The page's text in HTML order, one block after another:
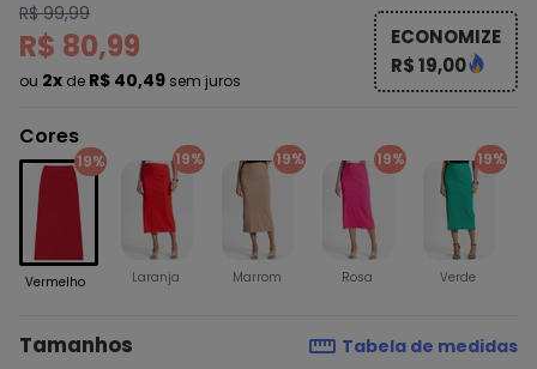
R$ 99,99
R$ 80,99
ou 2x de R$ 40,49 sem juros
ECONOMIZE
R$ 19,00
Cores
19%
Vermelho
19%
Laranja
19%
Marrom
19%
Rosa
19%
Verde
Tamanhos Tabela de medidas